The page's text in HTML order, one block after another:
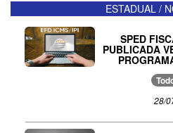
ESTADUAL /
SPED
PUBLICADA
28/